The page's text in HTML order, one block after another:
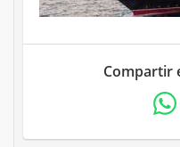
Compartir